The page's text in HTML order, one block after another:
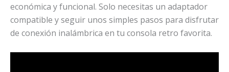
económica y funcional. Solo necesitas un adaptador
compatible y seguir unos simples pasos para disfrutar
de conexión inalámbrica en tu consola retro favorita.